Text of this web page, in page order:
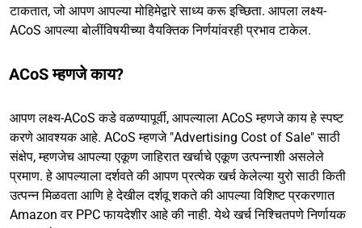
टाकतात, जो आपण आपल्या मोहिमेद्वारे साध्य करू इच्छिता. आपला लक्ष्य-
ACoS आपल्या बोलींविषयीच्या वैयक्तिक निर्णयांवरही प्रभाव टाकेल.
ACoS म्हणजे काय?
आपण लक्ष्य-ACoS कडे वळण्यापूर्वी, आपल्याला ACoS म्हणजे काय हे स्पष्ट
करणे आवश्यक आहे. ACoS म्हणजे "Advertising Cost of Sale" साठी
संक्षेप, म्हणजेच आपल्या एकूण जाहिरात खर्चाचे एकूण उत्पन्नाशी असलेले
प्रमाण. हे आपल्याला दर्शवते की आपण प्रत्येक खर्च केलेल्या युरो साठी किती
उत्पन्न मिळवता आणि हे देखील दर्शवू शकते की आपल्या विशिष्ट प्रकरणात
Amazon वर PPC फायदेशीर आहे की नाही. येथे खर्च निश्चितपणे निर्णायक